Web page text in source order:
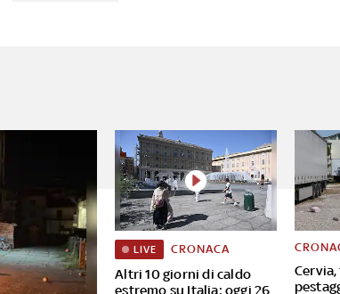
Altri 10 giorni di caldo
estremo su Italia: oggi 26
LIVE CRONACA